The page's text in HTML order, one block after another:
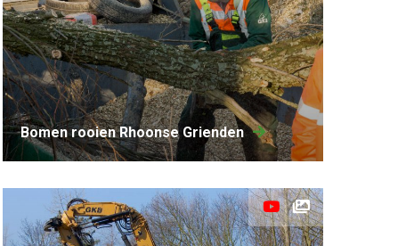
Bomen rooien Rhoonse Grienden